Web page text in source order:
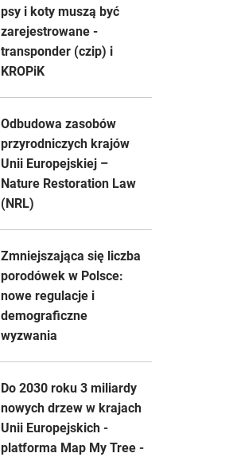
psy i koty muszą być
zarejestrowane -
transponder (czip) i
KROPiK
Odbudowa zasobów
przyrodniczych krajów
Unii Europejskiej –
Nature Restoration Law
(NRL)
Zmniejszająca się liczba
porodówek w Polsce:
nowe regulacje i
demograficzne
wyzwania
Do 2030 roku 3 miliardy
nowych drzew w krajach
Unii Europejskich -
platforma Map My Tree -